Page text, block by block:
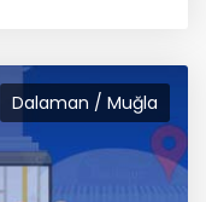
Dalaman / Muğla